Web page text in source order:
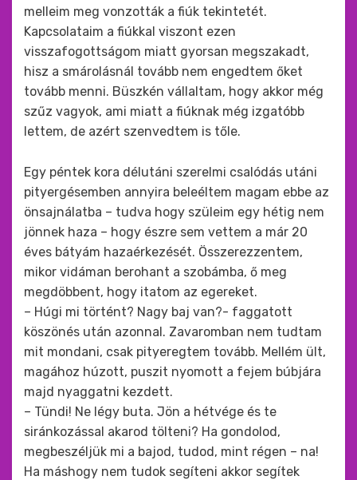
melleim meg vonzották a fiúk tekintetét.
Kapcsolataim a fiúkkal viszont ezen
visszafogottságom miatt gyorsan megszakadt,
hisz a smárolásnál tovább nem engedtem őket
tovább menni. Büszkén vállaltam, hogy akkor még
szűz vagyok, ami miatt a fiúknak még izgatóbb
lettem, de azért szenvedtem is tőle.
Egy péntek kora délutáni szerelmi csalódás utáni
pityergésemben annyira beleéltem magam ebbe az
önsajnálatba – tudva hogy szüleim egy hétig nem
jönnek haza – hogy észre sem vettem a már 20
éves bátyám hazaérkezését. Összerezzentem,
mikor vidáman berohant a szobámba, ő meg
megdöbbent, hogy itatom az egereket.
– Húgi mi történt? Nagy baj van?- faggatott
köszönés után azonnal. Zavaromban nem tudtam
mit mondani, csak pityeregtem tovább. Mellém ült,
magához húzott, puszit nyomott a fejem búbjára
majd nyaggatni kezdett.
– Tündi! Ne légy buta. Jön a hétvége és te
siránkozással akarod tölteni? Ha gondolod,
megbeszéljük mi a bajod, tudod, mint régen – na!
Ha máshogy nem tudok segíteni akkor segítek